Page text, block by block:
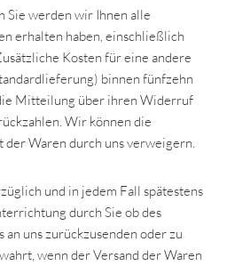
werden wir Ihnen alle
erhalten haben, einschließlich
Kosten für eine andere
binnen fünfzehn
Mitteilung über ihren Widerruf
Wir können die
der Waren durch uns verweigern.
und in jedem Fall spätestens
durch Sie ob des
uns zurückzusenden oder zu
wenn der Versand der Waren